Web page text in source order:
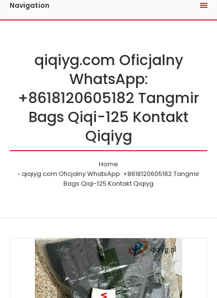
Navigation
qiqiyg.com Oficjalny
WhatsApp:
+8618120605182 Tangmir
Bags Qiqi-125 Kontakt
Qiqiyg
Home
qiqiyg.com Oficjalny WhatsApp: +8618120605182 Tangmir
Bags Qiqi-125 Kontakt Qiqiyg